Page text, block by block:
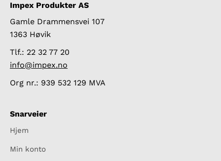
Impex Produkter AS
Gamle Drammensvei 107
1363 Høvik
Tlf.: 22 32 77 20
info@impex.no
Org nr.: 939 532 129 MVA
Snarveier
Hjem
Min konto